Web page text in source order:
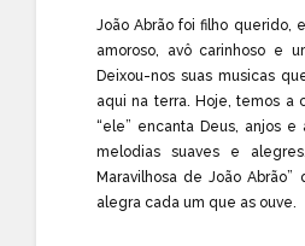
João Abrão foi filho querido,
amoroso, avô carinhoso e
Deixou-nos suas musicas
aqui na terra. Hoje, temos a
“ele” encanta Deus, anjos e
melodias suaves e
Maravilhosa de João
alegra cada um que as ouve.